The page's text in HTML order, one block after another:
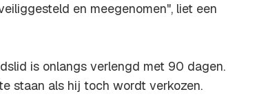
en meegenomen", liet een
is onlangs verlengd met 90 dagen.
staan als hij toch wordt verkozen.